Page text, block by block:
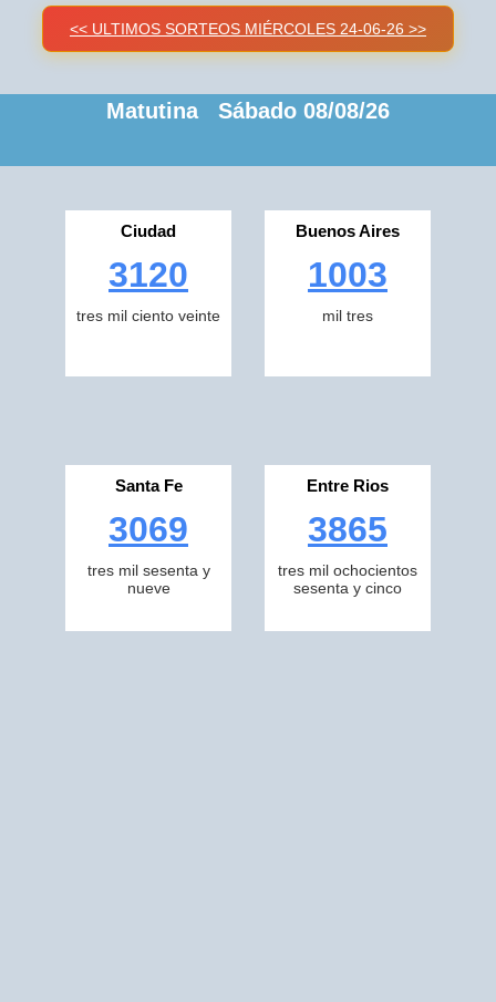
<< ULTIMOS SORTEOS MIÉRCOLES 24-06-26 >>
Matutina Sábado 08/08/26
Ciudad
3120
tres mil ciento veinte
Buenos Aires
1003
mil tres
Santa Fe
3069
tres mil sesenta y
nueve
Entre Rios
3865
tres mil ochocientos
sesenta y cinco